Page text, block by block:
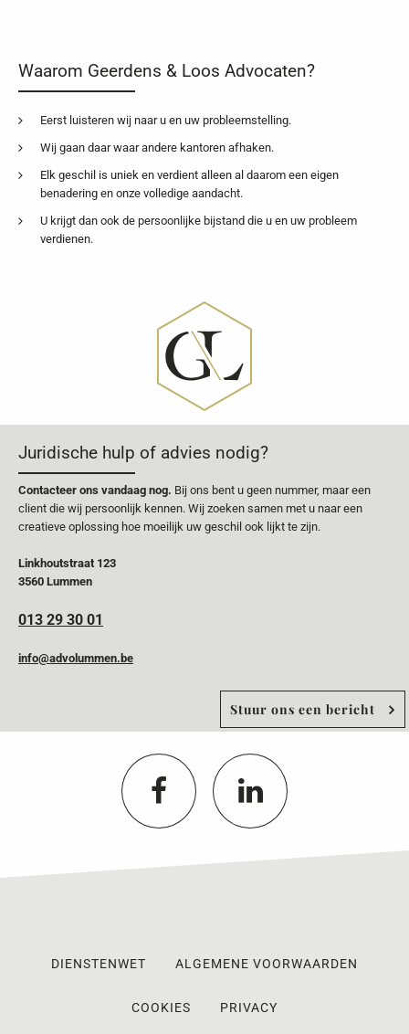
Waarom Geerdens & Loos Advocaten?
Eerst luisteren wij naar u en uw probleemstelling.
Wij gaan daar waar andere kantoren afhaken.
Elk geschil is uniek en verdient alleen al daarom een eigen
benadering en onze volledige aandacht.
U krijgt dan ook de persoonlijke bijstand die u en uw probleem
verdienen.
Juridische hulp of advies nodig?
Contacteer ons vandaag nog. Bij ons bent u geen nummer, maar een
client die wij persoonlijk kennen. Wij zoeken samen met u naar een
creatieve oplossing hoe moeilijk uw geschil ook lijkt te zijn.
Linkhoutstraat 123
3560 Lummen
013 29 30 01
info@advolummen.be
Stuur ons een bericht
DIENSTENWET ALGEMENE VOORWAARDEN
COOKIES PRIVACY